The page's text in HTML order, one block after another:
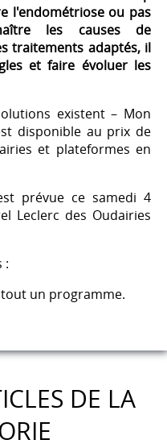
l'endométriose ou pas
les causes de
traitements adaptés, il
et faire évoluer les
existent – Mon
disponible au prix de
et plateformes en
prévue ce samedi 4
Leclerc des Oudairies
:
un programme.
DE LA